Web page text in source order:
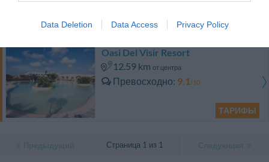
Data Deletion Data Access Privacy PolicyТАРИФЫ
Oasi Del Visir Resort
12.59 km от центра
Превосходно 9.1/10
ТАРИФЫ
Страница 1 из 1